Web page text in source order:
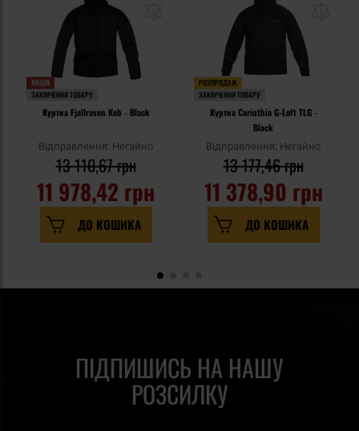
АКЦІЯ
ЗАКІНЧЕННЯ ТОВАРУ
Куртка Fjallraven Keb - Black
Відправлення: Негайно
11 978,42 грн
13 110,67 грн
ДО КОШИКА
РОЗПРОДАЖ
ЗАКІНЧЕННЯ ТОВАРУ
Куртка Carinthia G-Loft TLG -
Black
Відправлення: Негайно
11 378,90 грн
13 177,46 грн
ДО КОШИКА
ПІДПИШИСЬ НА НАШУ
РОЗСИЛКУ